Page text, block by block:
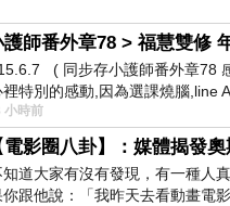
( 同步存小護師番外章78
裡特別的感動,因為選課燒腦,line
的她,特來傾
小時前
知道大家有沒有發現，有一種人
你跟他說：「我昨天去看動畫電